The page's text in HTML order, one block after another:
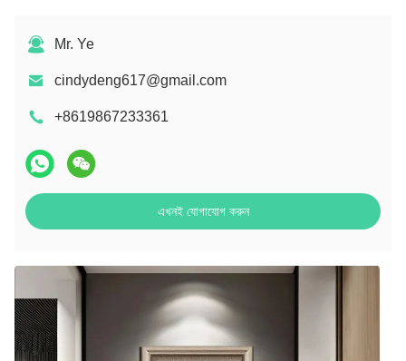
Mr. Ye
cindydeng617@gmail.com
+8619867233361
এখনই যোগাযোগ করুন